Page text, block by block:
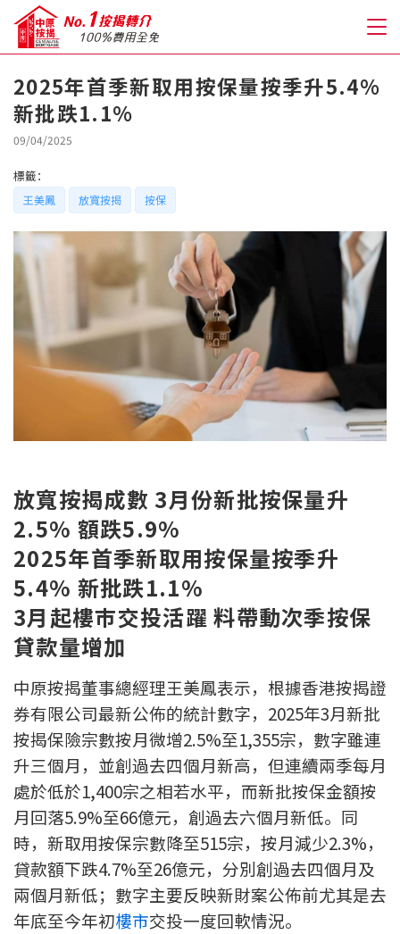
關於我們
人才房貸・開戶優惠
免費房貸轉介服務
免費開戶轉介服務
私人貸款
推薦齊齊友賞
按揭工具
按揭計算
轉按計算
置業預算
供款年期計算
工商舖按揭計算
印花稅計算
免費物業估價
下載中心
2025年首季新取用按保量按季升5.4%
新批跌1.1%
09/04/2025
標籤：
王美鳳 放寬按揭 按保
放寬按揭成數 3月份新批按保量升
2.5% 額跌5.9%
2025年首季新取用按保量按季升
5.4% 新批跌1.1%
3月起樓巿交投活躍 料帶動次季按保
貸款量增加
中原按揭董事總經理王美鳳表示，根據香港按揭證
券有限公司最新公佈的統計數字，2025年3月新批
按揭保險宗數按月微增2.5%至1,355宗，數字雖連
升三個月，並創過去四個月新高，但連續兩季每月
處於低於1,400宗之相若水平，而新批按保金額按
月回落5.9%至66億元，創過去六個月新低。同
時，新取用按保宗數降至515宗，按月減少2.3%，
貸款額下跌4.7%至26億元，分別創過去四個月及
兩個月新低；數字主要反映新財案公佈前尤其是去
年底至今年初樓市交投一度回軟情況。